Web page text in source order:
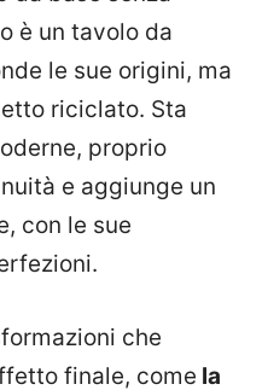
è un tavolo da
le sue origini, ma
riciclato. Sta
proprio
e aggiunge un
con le sue
che
finale, come la